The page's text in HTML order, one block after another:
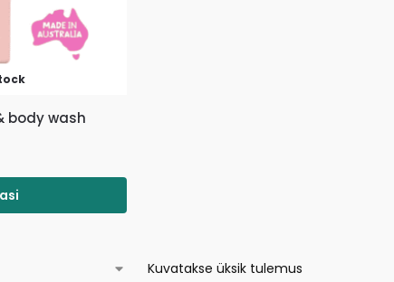
body wash
Kuvatakse üksik tulemus